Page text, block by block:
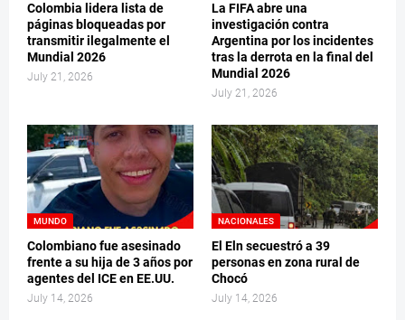
Colombia lidera lista de
páginas bloqueadas por
transmitir ilegalmente el
Mundial 2026
July 21, 2026
La FIFA abre una
investigación contra
Argentina por los incidentes
tras la derrota en la final del
Mundial 2026
July 21, 2026
MUNDO
Colombiano fue asesinado
frente a su hija de 3 años por
agentes del ICE en EE.UU.
July 14, 2026
NACIONALES
El Eln secuestró a 39
personas en zona rural de
Chocó
July 14, 2026